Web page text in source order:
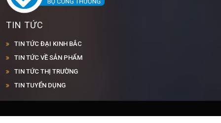
TIN TỨC
TIN TỨC ĐẠI KINH BẮC
TIN TỨC VỀ SẢN PHẨM
TIN TỨC THỊ TRƯỜNG
TIN TUYỂN DỤNG